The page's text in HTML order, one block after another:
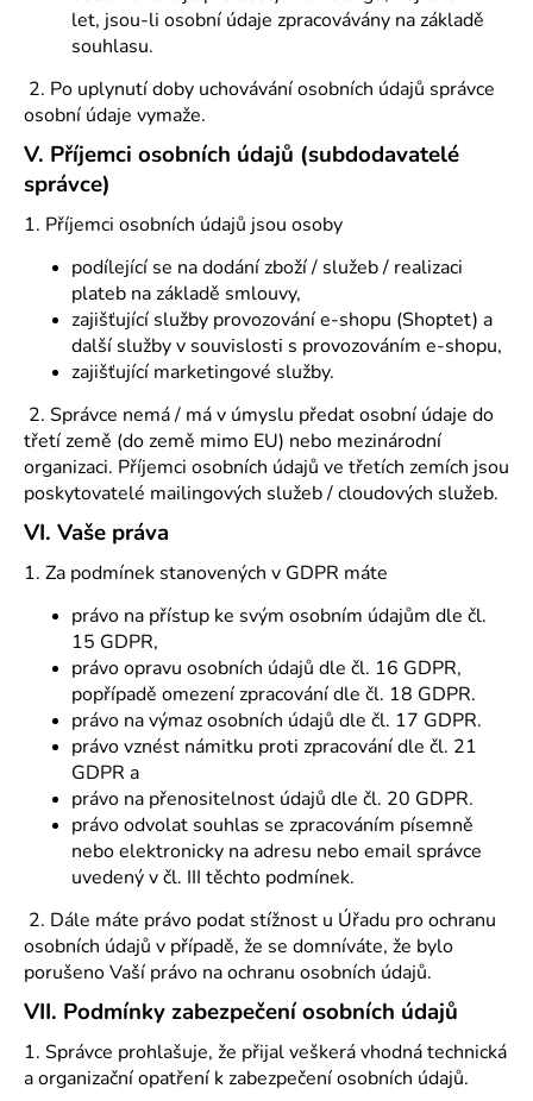
let, jsou-li osobní údaje zpracovávány na základě
souhlasu.
2. Po uplynutí doby uchovávání osobních údajů správce
osobní údaje vymaže.
V. Příjemci osobních údajů (subdodavatelé
správce)
1. Příjemci osobních údajů jsou osoby
podílející se na dodání zboží / služeb / realizaci
plateb na základě smlouvy,
zajišťující služby provozování e-shopu (Shoptet) a
další služby v souvislosti s provozováním e-shopu,
zajišťující marketingové služby.
2. Správce nemá / má v úmyslu předat osobní údaje do
třetí země (do země mimo EU) nebo mezinárodní
organizaci. Příjemci osobních údajů ve třetích zemích jsou
poskytovatelé mailingových služeb / cloudových služeb.
VI. Vaše práva
1. Za podmínek stanovených v GDPR máte
právo na přístup ke svým osobním údajům dle čl.
15 GDPR,
právo opravu osobních údajů dle čl. 16 GDPR,
popřípadě omezení zpracování dle čl. 18 GDPR.
právo na výmaz osobních údajů dle čl. 17 GDPR.
právo vznést námitku proti zpracování dle čl. 21
GDPR a
právo na přenositelnost údajů dle čl. 20 GDPR.
právo odvolat souhlas se zpracováním písemně
nebo elektronicky na adresu nebo email správce
uvedený v čl. III těchto podmínek.
2. Dále máte právo podat stížnost u Úřadu pro ochranu
osobních údajů v případě, že se domníváte, že bylo
porušeno Vaší právo na ochranu osobních údajů.
VII. Podmínky zabezpečení osobních údajů
1. Správce prohlašuje, že přijal veškerá vhodná technická
a organizační opatření k zabezpečení osobních údajů.